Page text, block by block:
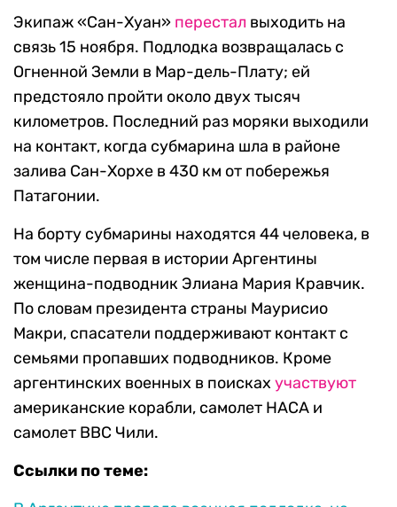
Экипаж «Сан-Хуан» перестал выходить на
связь 15 ноября. Подлодка возвращалась с
Огненной Земли в Мар-дель-Плату; ей
предстояло пройти около двух тысяч
километров. Последний раз моряки выходили
на контакт, когда субмарина шла в районе
залива Сан-Хорхе в 430 км от побережья
Патагонии.
На борту субмарины находятся 44 человека, в
том числе первая в истории Аргентины
женщина-подводник Элиана Мария Кравчик.
По словам президента страны Маурисио
Макри, спасатели поддерживают контакт с
семьями пропавших подводников. Кроме
аргентинских военных в поисках участвуют
американские корабли, самолет НАСА и
самолет ВВС Чили.
Ссылки по теме: